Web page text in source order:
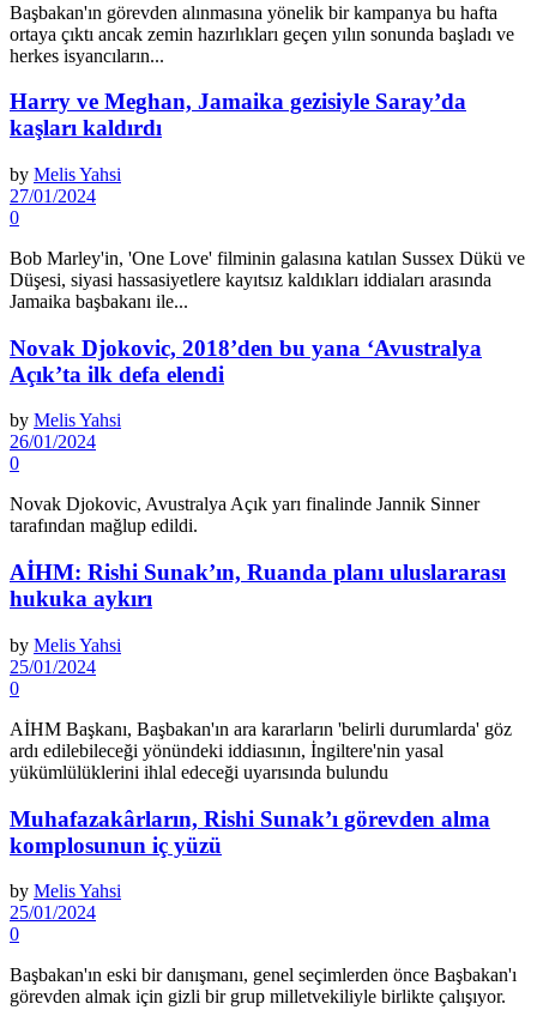
Başbakan'ın görevden alınmasına yönelik bir kampanya bu hafta
ortaya çıktı ancak zemin hazırlıkları geçen yılın sonunda başladı ve
herkes isyancıların...
Harry ve Meghan, Jamaika gezisiyle Saray’da
kaşları kaldırdı
by Melis Yahsi
27/01/2024
0
Bob Marley'in, 'One Love' filminin galasına katılan Sussex Dükü ve
Düşesi, siyasi hassasiyetlere kayıtsız kaldıkları iddiaları arasında
Jamaika başbakanı ile...
Novak Djokovic, 2018’den bu yana ‘Avustralya
Açık’ta ilk defa elendi
by Melis Yahsi
26/01/2024
0
Novak Djokovic, Avustralya Açık yarı finalinde Jannik Sinner
tarafından mağlup edildi.
AİHM: Rishi Sunak’ın, Ruanda planı uluslararası
hukuka aykırı
by Melis Yahsi
25/01/2024
0
AİHM Başkanı, Başbakan'ın ara kararların 'belirli durumlarda' göz
ardı edilebileceği yönündeki iddiasının, İngiltere'nin yasal
yükümlülüklerini ihlal edeceği uyarısında bulundu
Muhafazakârların, Rishi Sunak’ı görevden alma
komplosunun iç yüzü
by Melis Yahsi
25/01/2024
0
Başbakan'ın eski bir danışmanı, genel seçimlerden önce Başbakan'ı
görevden almak için gizli bir grup milletvekiliyle birlikte çalışıyor.